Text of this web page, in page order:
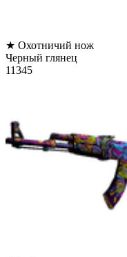
★ Охотничий нож
Черный глянец
11345